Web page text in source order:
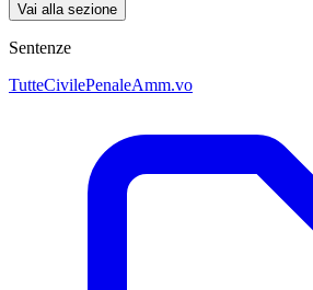
Vai alla sezione
Sentenze
TutteCivilePenaleAmm.vo